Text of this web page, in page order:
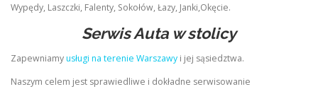
Wypędy, Laszczki, Falenty, Sokołów, Łazy, Janki,Okęcie.
Serwis Auta w stolicy
Zapewniamyusługi na terenie Warszawy i jej sąsiedztwa.
Naszym celem jest sprawiedliwe i dokładne serwisowanie